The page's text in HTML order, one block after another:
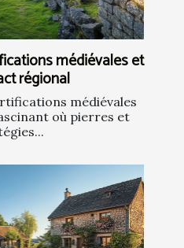
médiévales et
régional
médiévales
où pierres et